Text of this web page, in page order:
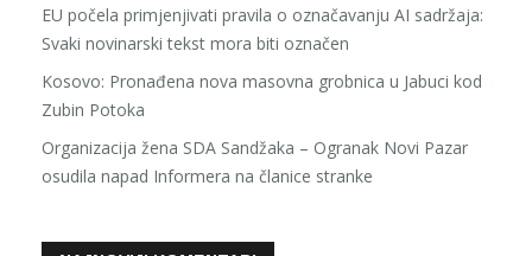
EU počela primjenjivati pravila o označavanju AI sadržaja:
Svaki novinarski tekst mora biti označen
Kosovo: Pronađena nova masovna grobnica u Jabuci kod
Zubin Potoka
Organizacija žena SDA Sandžaka – Ogranak Novi Pazar
osudila napad Informera na članice stranke